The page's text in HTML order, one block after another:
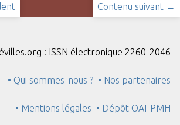
Contenu suivant →
: ISSN électronique 2260-2046
• Qui sommes-nous ? • Nos partenaires
• Mentions légales • Dépôt OAI-PMH